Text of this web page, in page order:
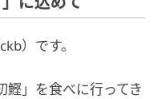
）です。
鰹」を食べに行ってき